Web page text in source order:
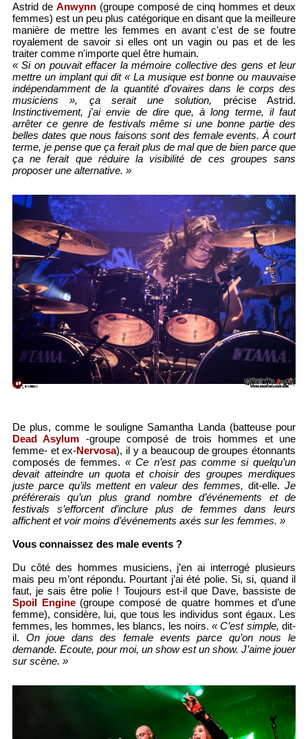
Astrid de Anwynn(groupe composé de cinq hommes et deux
femmes) est un peu plus catégorique en disant que la meilleure
manière de mettre les femmes en avant c'est de se foutre
royalement de savoir si elles ont un vagin ou pas et de les
traiter comme n'importe quel être humain.
« Si on pouvait effacer la mémoire collective des gens et leur
mettre un implant qui dit « La musique est bonne ou mauvaise
indépendamment de la quantité d'ovaires dans le corps des
musiciens », ça serait une solution, précise Astrid.
Instinctivement, j'ai envie de dire que, à long terme, il faut
arrêter ce genre de festivals même si une bonne partie des
belles dates que nous faisons sont des female events. À court
terme, je pense que ça ferait plus de mal que de bien parce que
ça ne ferait que réduire la visibilité de ces groupes sans
proposer une alternative. »
De plus, comme le souligne Samantha Landa (batteuse pour
Dead Asylum -groupe composé de trois hommes et une
femme- et ex-Nervosa), il y a beaucoup de groupes étonnants
composés de femmes.« Ce n’est pas comme si quelqu’un
devait atteindre un quota et choisir des groupes merdiques
juste parce qu’ils mettent en valeur des femmes, dit-elle.Je
préférerais qu’un plus grand nombre d’événements et de
festivals s’efforcent d’inclure plus de femmes dans leurs
affichent et voir moins d’événements axés sur les femmes. »
Vous connaissez des male events ?
Du côté des hommes musiciens, j’en ai interrogé plusieurs
mais peu m’ont répondu. Pourtant j’ai été polie. Si, si, quand il
faut, je sais être polie ! Toujours est-il que Dave, bassiste de
Spoil Engine(groupe composé de quatre hommes et d’une
femme), considère, lui, que tous les individus sont égaux. Les
femmes, les hommes, les blancs, les noirs.« C’est simple, dit-
il. On joue dans des female events parce qu’on nous le
demande. Ecoute, pour moi, un show est un show. J’aime jouer
sur scène. »